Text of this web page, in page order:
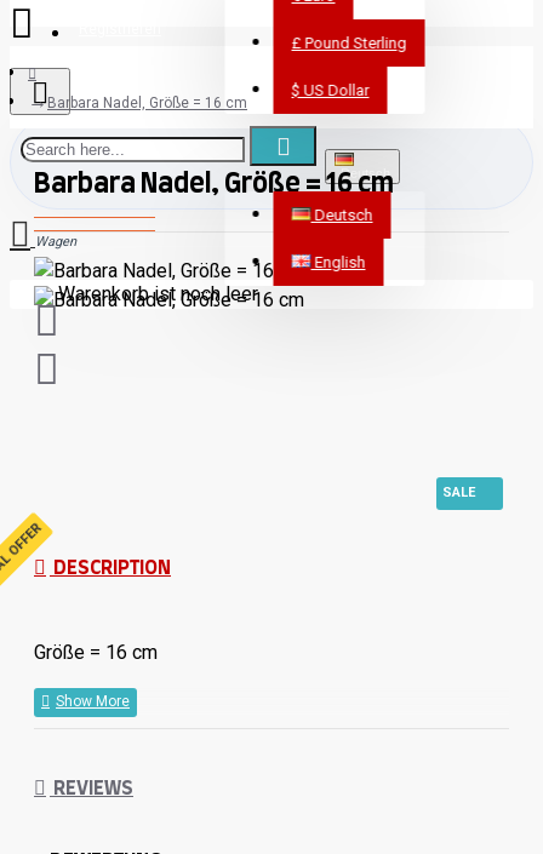
£ Pound Sterling
$ US Dollar
Deutsch
Deutsch
English
Wagen
Warenkorb ist noch leer
Barbara Nadel, Größe = 16 cm
Barbara Nadel, Größe = 16 cm
SALE
DESCRIPTION
Größe = 16 cm
REVIEWS